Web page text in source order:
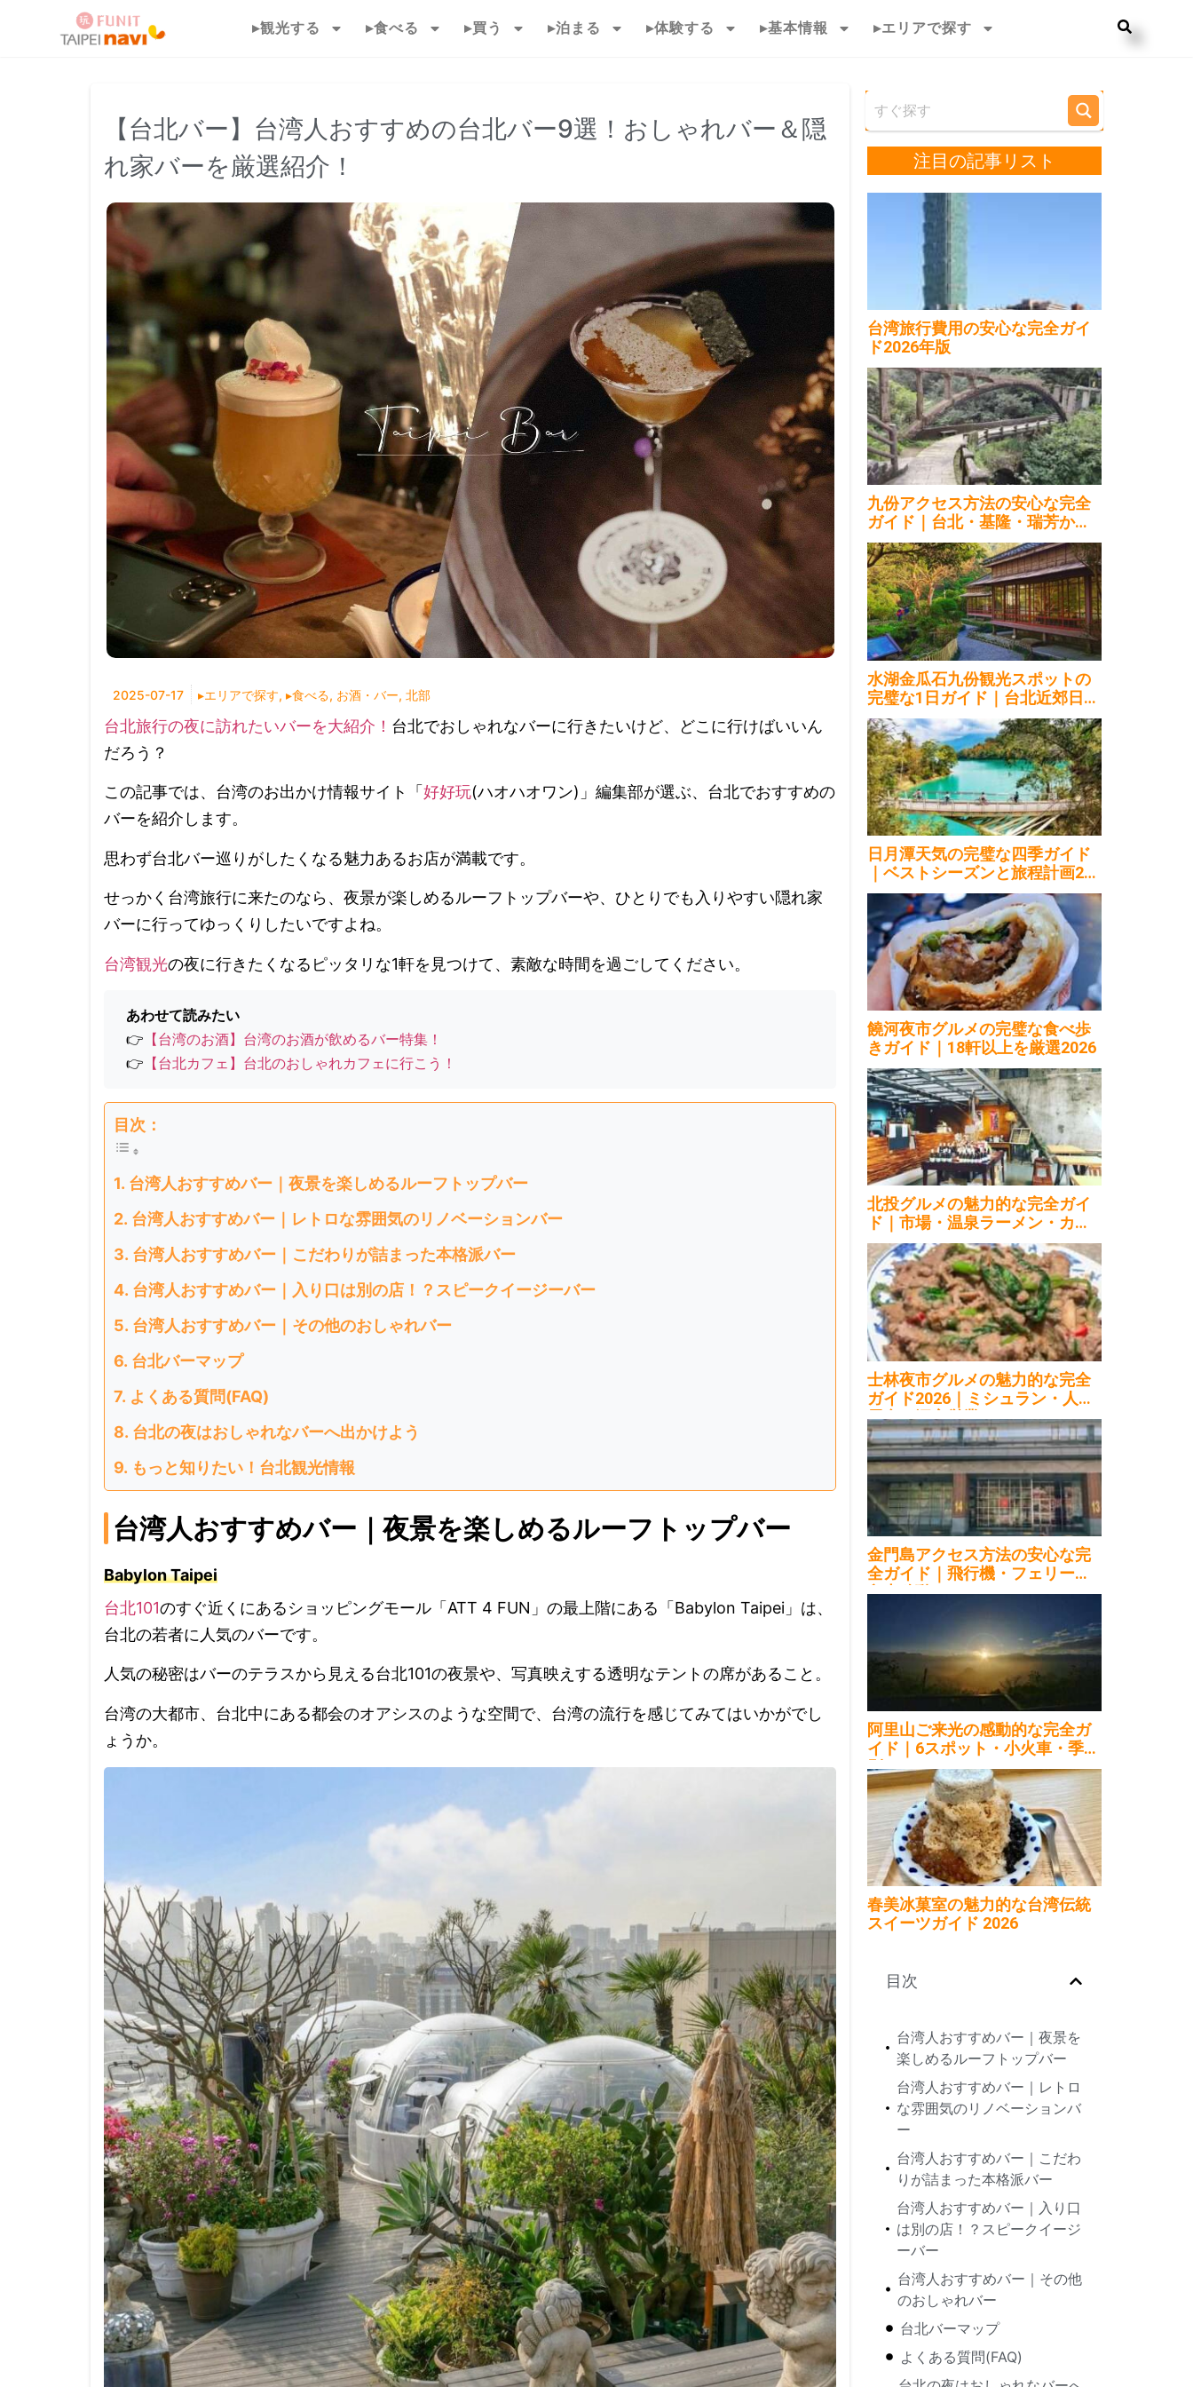
▸観光する ▸食べる ▸買う ▸泊まる ▸体験する ▸基本情報 ▸エリアで探す
【台北バー】台湾人おすすめの台北バー9選！おしゃれバー＆隠
れ家バーを厳選紹介！
2025-07-17 ▸エリアで探す, ▸食べる, お酒・バー, 北部
台北旅行の夜に訪れたいバーを大紹介！ 台北でおしゃれなバーに行きたいけど、どこに行けばいいん
だろう？
この記事では、台湾のお出かけ情報サイト「 好好玩(ハオハオワン)」編集部が選ぶ、台北でおすすめの
バーを紹介します。
思わず台北バー巡りがしたくなる魅力あるお店が満載です。
せっかく台湾旅行に来たのなら、夜景が楽しめるルーフトップバーや、ひとりでも入りやすい隠れ家
バーに行ってゆっくりしたいですよね。
台湾観光の夜に行きたくなるピッタリな1軒を見つけて、素敵な時間を過ごしてください。
あわせて読みたい
👉 【台湾のお酒】台湾のお酒が飲めるバー特集！
👉 【台北カフェ】台北のおしゃれカフェに行こう！
目次：
台湾人おすすめバー｜夜景を楽しめるルーフトップバー
台湾人おすすめバー｜レトロな雰囲気のリノベーションバー
台湾人おすすめバー｜こだわりが詰まった本格派バー
台湾人おすすめバー｜入り口は別の店！？スピークイージーバー
台湾人おすすめバー｜その他のおしゃれバー
台北バーマップ
よくある質問(FAQ)
台北の夜はおしゃれなバーへ出かけよう
もっと知りたい！台北観光情報
台湾人おすすめバー｜夜景を楽しめるルーフトップバー
Babylon Taipei
台北101のすぐ近くにあるショッピングモール「ATT 4 FUN」の最上階にある「Babylon Taipei」は、
台北の若者に人気のバーです。
人気の秘密はバーのテラスから見える台北101の夜景や、写真映えする透明なテントの席があること。
台湾の大都市、台北中にある都会のオアシスのような空間で、台湾の流行を感じてみてはいかがでし
ょうか。
注目の記事リスト
台湾旅行費用の安心な完全ガイ
ド2026年版
九份アクセス方法の安心な完全
ガイド｜台北・基隆・瑞芳から2
026
水湖金瓜石九份観光スポットの
完璧な1日ガイド｜台北近郊日帰
り2026
日月潭天気の完璧な四季ガイド
｜ベストシーズンと旅程計画202
6
饒河夜市グルメの完璧な食べ歩
きガイド｜18軒以上を厳選2026
北投グルメの魅力的な完全ガイ
ド｜市場・温泉ラーメン・カフ
ェ2026
士林夜市グルメの魅力的な完全
ガイド2026｜ミシュラン・人気
屋台・深夜営業
金門島アクセス方法の安心な完
全ガイド｜飛行機・フェリー・
島内移動2026
阿里山ご来光の感動的な完全ガ
イド｜6スポット・小火車・季節
別2026
春美冰菓室の魅力的な台湾伝統
スイーツガイド 2026
目次
台湾人おすすめバー｜夜景を
楽しめるルーフトップバー
台湾人おすすめバー｜レトロ
な雰囲気のリノベーションバ
ー
台湾人おすすめバー｜こだわ
りが詰まった本格派バー
台湾人おすすめバー｜入り口
は別の店！？スピークイージ
ーバー
台湾人おすすめバー｜その他
のおしゃれバー
台北バーマップ
よくある質問(FAQ)